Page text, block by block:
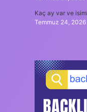
Kaç ay var ve
Temmuz 24, 2026